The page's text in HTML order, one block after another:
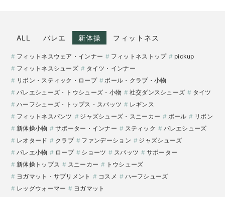
ALL バレエ 新体操 フィットネス
フィットネスウェア・インナー フィットネストップ
pickup
フィットネスシューズ
タイツ・インナー
リボン・スティック・ロープ
ボール・クラブ・小物
バレエシューズ・トウシューズ・小物
社交ダンスシューズ
タイツ
ハーフシューズ・トップス・スパッツ
レギンス
フィットネスパンツ
ジャズシューズ・スニーカー ボール
リボン
新体操小物
サポーター・インナー スティック
バレエシューズ
レオタード
クラブ ファンデーション
ジャズシューズ
バレエ小物
ロープ ショーツ スパッツ
サポーター
新体操トップス
スニーカー
トウシューズ
ヨガマット・サプリメント
コスメ
ハーフシューズ
レッグウォーマー
ヨガマット